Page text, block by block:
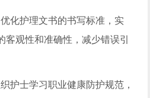
化护理文书的书写标准，实
客观性和准确性，减少错误引
护士学习职业健康防护规范，